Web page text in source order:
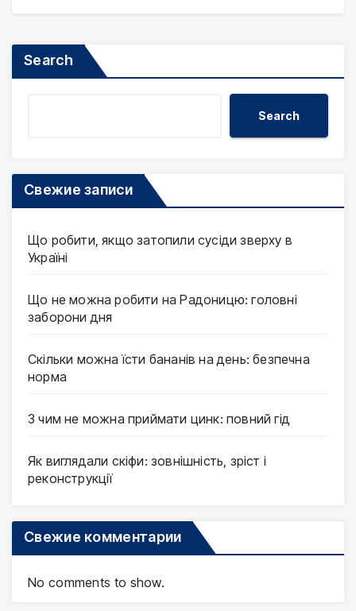
Search
Search
Свежие записи
Що робити, якщо затопили сусіди зверху в
Україні
Що не можна робити на Радоницю: головні
заборони дня
Скільки можна їсти бананів на день: безпечна
норма
З чим не можна приймати цинк: повний гід
Як виглядали скіфи: зовнішність, зріст і
реконструкції
Свежие комментарии
No comments to show.